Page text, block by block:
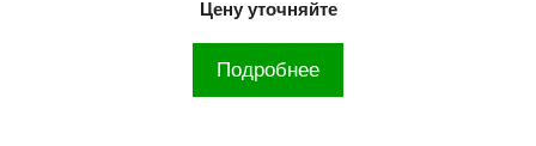
Цену уточняйте
Подробнее